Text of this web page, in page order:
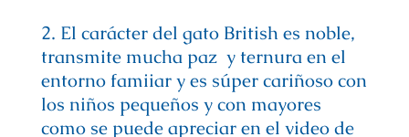
2. El carácter del gato British es noble,
transmite mucha paz y ternura en el
entorno famiiar y es súper cariñoso con
los niños pequeños y con mayores
como se puede apreciar en el video de